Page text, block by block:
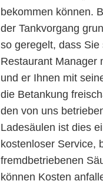
bekommen können.
der Tankvorgang
so geregelt, dass Sie
Restaurant Manager
und er Ihnen mit
die Betankung
den von uns
Ladesäulen ist dies
kostenloser Service,
fremdbetriebenen
können Kosten